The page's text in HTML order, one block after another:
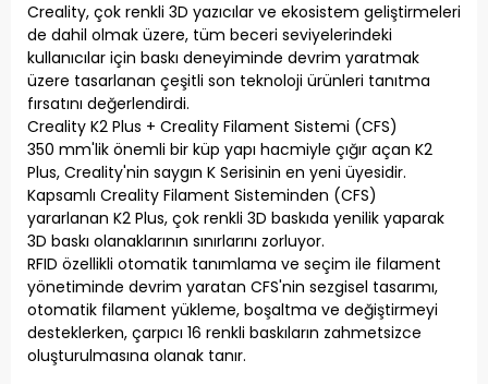
Creality, çok renkli 3D yazıcılar ve ekosistem geliştirmeleri
de dahil olmak üzere, tüm beceri seviyelerindeki
kullanıcılar için baskı deneyiminde devrim yaratmak
üzere tasarlanan çeşitli son teknoloji ürünleri tanıtma
fırsatını değerlendirdi.
Creality K2 Plus + Creality Filament Sistemi (CFS)
350 mm'lik önemli bir küp yapı hacmiyle çığır açan K2
Plus, Creality'nin saygın K Serisinin en yeni üyesidir.
Kapsamlı Creality Filament Sisteminden (CFS)
yararlanan K2 Plus, çok renkli 3D baskıda yenilik yaparak
3D baskı olanaklarının sınırlarını zorluyor.
RFID özellikli otomatik tanımlama ve seçim ile filament
yönetiminde devrim yaratan CFS'nin sezgisel tasarımı,
otomatik filament yükleme, boşaltma ve değiştirmeyi
desteklerken, çarpıcı 16 renkli baskıların zahmetsizce
oluşturulmasına olanak tanır.